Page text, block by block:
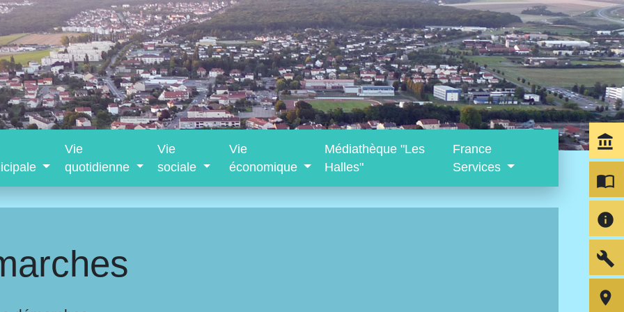
Vie
quotidienne
Vie
sociale
Vie
économique
Médiathèque "Les
Halles"
France
Services
account_balance
import_contacts
info
build
room